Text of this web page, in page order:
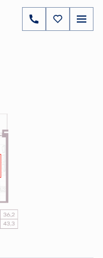
Цена по запросу